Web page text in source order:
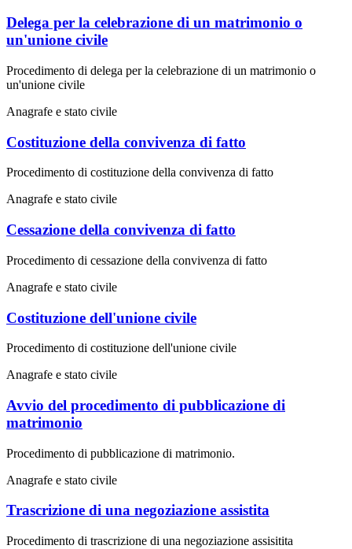
Delega per la celebrazione di un matrimonio o
un'unione civile
Procedimento di delega per la celebrazione di un matrimonio o
un'unione civile
Anagrafe e stato civile
Costituzione della convivenza di fatto
Procedimento di costituzione della convivenza di fatto
Anagrafe e stato civile
Cessazione della convivenza di fatto
Procedimento di cessazione della convivenza di fatto
Anagrafe e stato civile
Costituzione dell'unione civile
Procedimento di costituzione dell'unione civile
Anagrafe e stato civile
Avvio del procedimento di pubblicazione di
matrimonio
Procedimento di pubblicazione di matrimonio.
Anagrafe e stato civile
Trascrizione di una negoziazione assistita
Procedimento di trascrizione di una negoziazione assisitita